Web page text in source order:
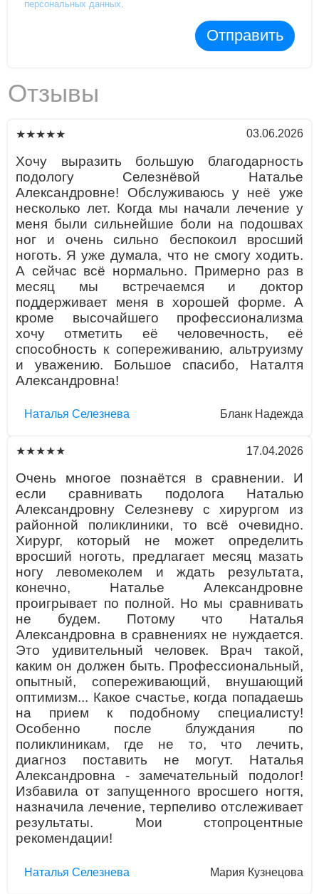
персональных данных
Отправить
Отзывы
★★★★★ 03.06.2026
Хочу выразить большую благодарность
подологу Селезнёвой Наталье
Александровне! Обслуживаюсь у неё уже
несколько лет. Когда мы начали лечение у
меня были сильнейшие боли на подошвах
ног и очень сильно беспокоил вросший
ноготь. Я уже думала, что не смогу ходить.
А сейчас всё нормально. Примерно раз в
месяц мы встречаемся и доктор
поддерживает меня в хорошей форме. А
кроме высочайшего профессионализма
хочу отметить её человечность, её
способность к сопереживанию, альтруизму
и уважению. Большое спасибо, Наталтя
Александровна!
Наталья Селезнева Бланк Надежда
★★★★★ 17.04.2026
Очень многое познаётся в сравнении. И
если сравнивать подолога Наталью
Александровну Селезневу с хирургом из
районной поликлиники, то всё очевидно.
Хирург, который не может определить
вросший ноготь, предлагает месяц мазать
ногу левомеколем и ждать результата,
конечно, Наталье Александровне
проигрывает по полной. Но мы сравнивать
не будем. Потому что Наталья
Александровна в сравнениях не нуждается.
Это удивительный человек. Врач такой,
каким он должен быть. Профессиональный,
опытный, сопереживающий, внушающий
оптимизм... Какое счастье, когда попадаешь
на прием к подобному специалисту!
Особенно после блуждания по
поликлиникам, где не то, что лечить,
диагноз поставить не могут. Наталья
Александровна - замечательный подолог!
Избавила от запущенного вросшего ногтя,
назначила лечение, терпеливо отслеживает
результаты. Мои стопроцентные
рекомендации!
Наталья Селезнева Мария Кузнецова